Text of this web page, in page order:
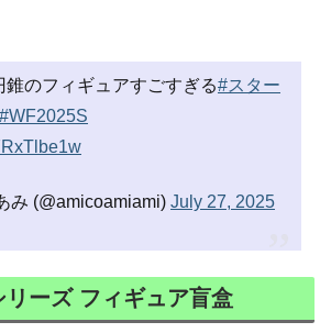
錐のフィギュアすごすぎる#スター
#WF2025S
み (@amicoamiami) July 27, 2025
ーズ フィギュア盲盒